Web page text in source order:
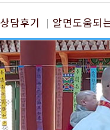
상담후기 알면도움되